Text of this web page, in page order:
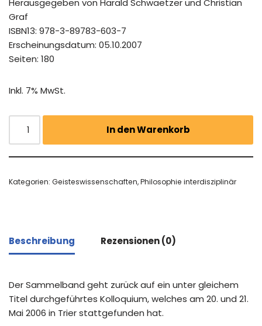
Herausgegeben von Harald Schwaetzer und Christian
Graf
ISBN13: 978-3-89783-603-7
Erscheinungsdatum: 05.10.2007
Seiten: 180
Inkl. 7% MwSt.
In den Warenkorb
Kategorien: Geisteswissenschaften,Philosophie interdisziplinär
Beschreibung Rezensionen (0)
Der Sammelband geht zurück auf ein unter gleichem
Titel durchgeführtes Kolloquium, welches am 20. und 21.
Mai 2006 in Trier stattgefunden hat.